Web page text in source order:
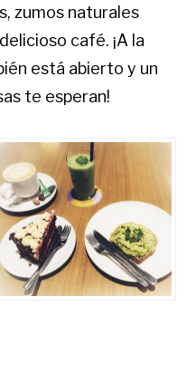
zumos naturales
café. ¡A la
está abierto y un
te esperan!